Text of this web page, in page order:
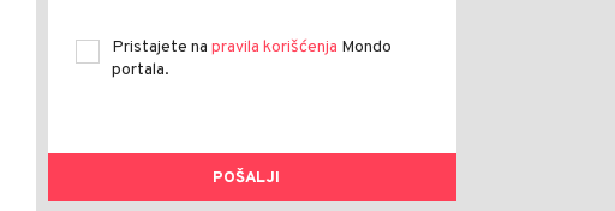
Pristajete na pravila korišćenja Mondo
portala.
POŠALJI